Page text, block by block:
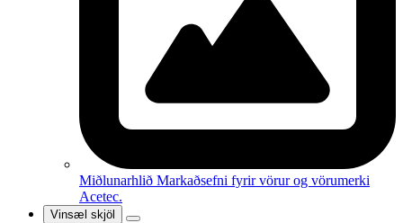
Miðlunarhlið Markaðsefni fyrir vörur og vörumerki
Acetec.
Vinsæl skjöl